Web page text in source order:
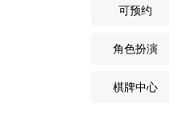
可预约
角色扮演
棋牌中心